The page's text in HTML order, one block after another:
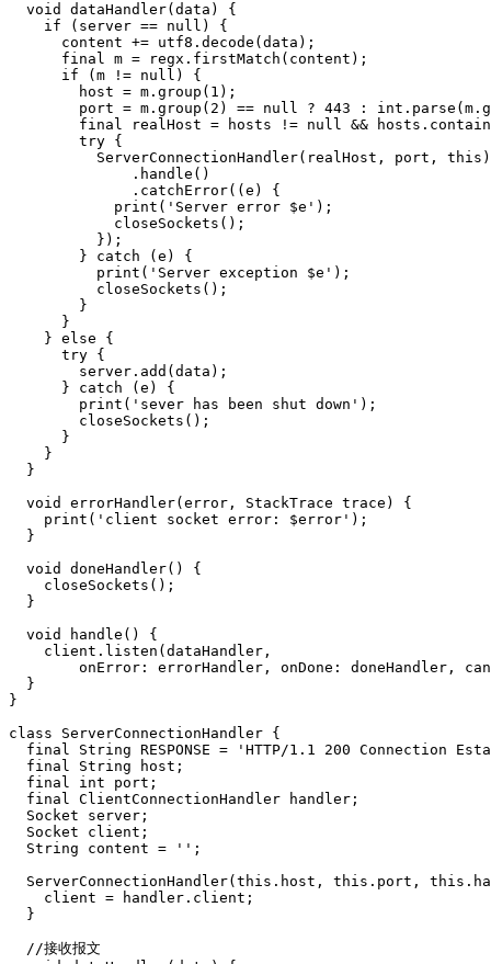
  void dataHandler(data) {
    if (server == null) {
      content += utf8.decode(data);
      final m = regx.firstMatch(content);
      if (m != null) {
        host = m.group(1);
port = m.group(2) == null ? 443 :
final realHost = hosts != null &&
        try {
          ServerConnectionHandler(realHost, port, this)
              .handle()
              .catchError((e) {
            print('Server error $e');
            closeSockets();
          });
        } catch (e) {
          print('Server exception $e');
          closeSockets();
        }
      }
    } else {
      try {
        server.add(data);
      } catch (e) {
        print('sever has been shut down');
        closeSockets();
      }
    }
  }
  void errorHandler(error, StackTrace trace) {
    print('client socket error: $error');
  }
  void doneHandler() {
    closeSockets();
  }
  void handle() {
    client.listen(dataHandler,
onError: errorHandler, onDone: doneHandler,
  }
}
class ServerConnectionHandler {
final String RESPONSE = 'HTTP/1.1 200 Connection
  final String host;
  final int port;
  final ClientConnectionHandler handler;
  Socket server;
  Socket client;
  String content = '';
ServerConnectionHandler(this.host, this.port,
    client = handler.client;
  }
  //接收报文